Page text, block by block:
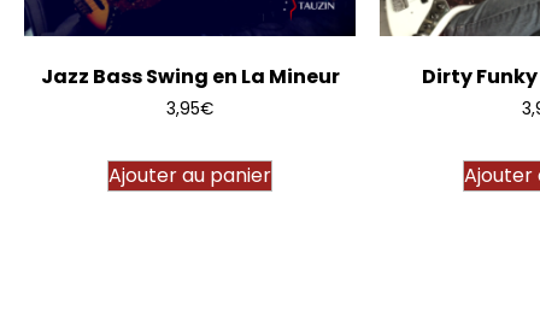
Jazz Bass Swing en La Mineur
3,95€
Ajouter au panier
Dirty
Ajouter